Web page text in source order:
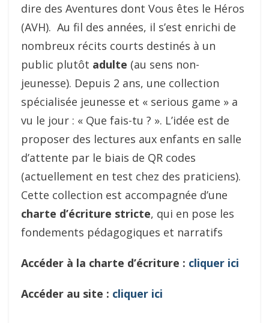
dire des Aventures dont Vous êtes le Héros
(AVH). Au fil des années, il s’est enrichi de
nombreux récits courts destinés à un
public plutôt adulte (au sens non-
jeunesse). Depuis 2 ans, une collection
spécialisée jeunesse et « serious game » a
vu le jour : « Que fais-tu ? ». L’idée est de
proposer des lectures aux enfants en salle
d’attente par le biais de QR codes
(actuellement en test chez des praticiens).
Cette collection est accompagnée d’une
charte d’écriture stricte, qui en pose les
fondements pédagogiques et narratifs
Accéder à la charte d’écriture : cliquer ici
Accéder au site : cliquer ici